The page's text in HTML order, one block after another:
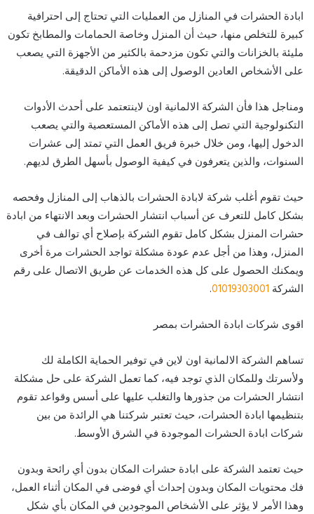
ابادة الحشرات في المنازل من العمليات التي تحتاج إلى احترافية
كبيرة للتخلص منها، حيث أن المنزل وخاصة الحمامات والمطابخ تكون
مليئة بالخزانات والتي تكون مزدحمة بالكثير من الأجهزة التي يصعب
على الأشخاص العادين الوصول إلى هذه الأماكن الدقيقة.
ومناجل هذا فأن الشركة الالمانية اون لاينتعتمد على أحدث الأدوات
التكنولوجية التي تصل إلى هذه الأماكن المستعصية والتي يصعب
الدخول إليها، ومن خلال خبرة فريق العمل التي تمتد إلى عشرات
السنوات، والذين يتعرفون في كيفية الوصول بأسهل الطرق لديهم.
حيث تقوم أغلب شركة لابادة الحشرات بالذهاب إلى المنازل وفحصه
بشكل كامل للتعرف عن أسباب انتشار الحشرات وبعد الانتهاء من ابادة
حشرات المنزل بشكل كامل تقوم الشركة بإصلاح أي توالف في
المنزل، وهذا من أجل عدم عودة مشكلة تواجد الحشرات مرة أخرى
ويمكنك الحصول على كل هذه الخدمات عن طريق الاتصال على رقم
الشركة 01019303001
.
اقوى شركات ابادة الحشرات بمصر
تساهم الشركة الالمانية اون لاين في توفير الحماية الكاملة لك
ولأسرتك وللمكان الذي توجد فيه، كما تعمل الشركة على حل مشكلة
انتشار الحشرات من جذورها والتغلب عليها على أسس وقواعد تقوم
بتنظيمها ابادة الحشرات، حيث تعتبر شركتنا هي الرائدة من بين
شركات ابادة الحشرات الموجودة في الشرق الأوسط.
حيث تعتمد الشركة على ابادة حشرات المكان بدون أي رائحة وبدون
فك محتويات المكان وبدون إحداث أي فوضى في المكان أثناء العمل،
وهذا الأمر لا يؤثر على الأشخاص الموجودين في المكان بأي شكل